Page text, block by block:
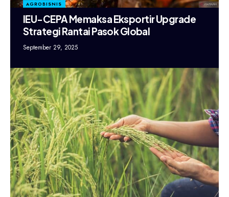
AGROBISNIS
IEU-CEPA Memaksa Eksportir Upgrade
Strategi Rantai Pasok Global
September 29, 2025